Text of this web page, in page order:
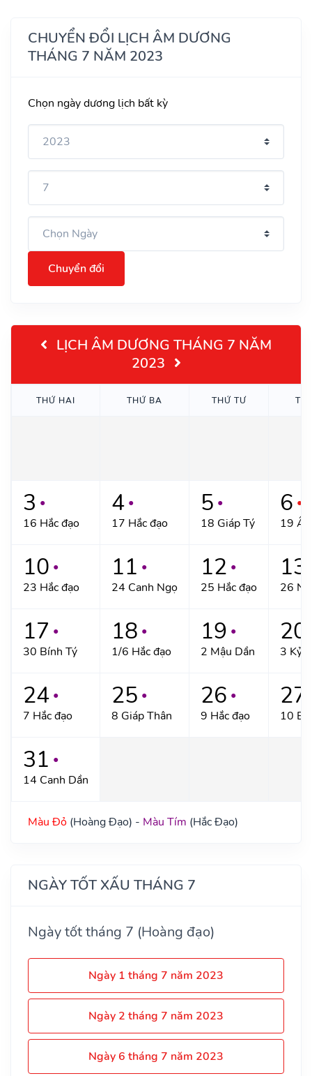
CHUYỂN ĐỔI LỊCH ÂM DƯƠNG
THÁNG 7 NĂM 2023
Chọn ngày dương lịch bất kỳ
Chuyển đổi
LỊCH ÂM DƯƠNG THÁNG 7 NĂM
2023
THỨ HAI THỨ BA THỨ TƯ
3 ●
16 Hắc đạo
4 ●
17 Hắc đạo
5 ●
18 Giáp Tý
6 ●
19 Ất
10 ●
23 Hắc đạo
11 ●
24 Canh Ngọ
12 ●
25 Hắc đạo
13
26
17 ●
30 Bính Tý
18 ●
1/6 Hắc đạo
19 ●
2 Mậu Dần
20
3 Kỷ
24 ●
7 Hắc đạo
25 ●
8 Giáp Thân
26 ●
9 Hắc đạo
27
10
31 ●
14 Canh Dần
Màu Đỏ (Hoàng Đạo) - Màu Tím (Hắc Đạo)
NGÀY TỐT XẤU THÁNG 7
Ngày tốt tháng 7 (Hoàng đạo)
Ngày 1 tháng 7 năm 2023
Ngày 2 tháng 7 năm 2023
Ngày 6 tháng 7 năm 2023